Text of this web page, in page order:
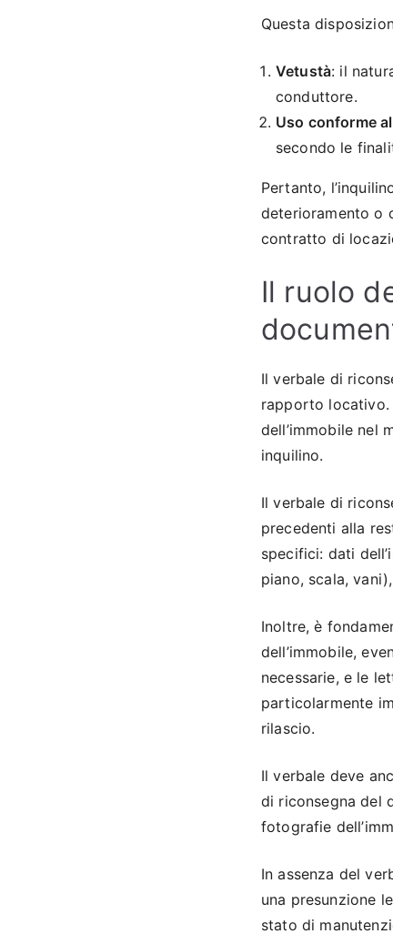
Questa
Vetustà: il
conduttore.
Uso conforme
secondo le
Pertanto,
deterioramento o
contratto di
Il ruolo
Il verbale di
rapporto locativo.
dell’immobile nel
inquilino.
Il verbale di
precedenti alla
specifici: dati
piano, scala,
Inoltre, è
dell’immobile,
necessarie, e le
particolarmente
rilascio.
Il verbale deve
di riconsegna del
fotografie
In assenza del
una presunzione
stato di